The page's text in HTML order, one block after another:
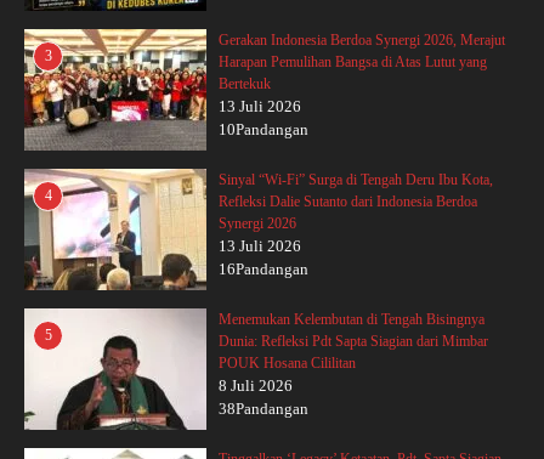
3
Gerakan Indonesia Berdoa Synergi 2026, Merajut
Harapan Pemulihan Bangsa di Atas Lutut yang
Bertekuk
13 Juli 2026
10Pandangan
4
Sinyal “Wi-Fi” Surga di Tengah Deru Ibu Kota,
Refleksi Dalie Sutanto dari Indonesia Berdoa
Synergi 2026
13 Juli 2026
16Pandangan
5
Menemukan Kelembutan di Tengah Bisingnya
Dunia: Refleksi Pdt Sapta Siagian dari Mimbar
POUK Hosana Cililitan
8 Juli 2026
38Pandangan